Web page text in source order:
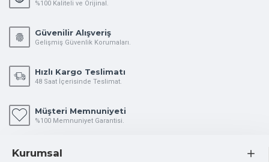
%100 Kaliteli ve Orijinal.
Güvenilir Alışveriş
Gelişmiş Güvenlik Korumaları.
Hızlı Kargo Teslimatı
48 Saat İçerisinde Teslimat.
Müşteri Memnuniyeti
%100 Memnuniyet Garantisi.
Kurumsal